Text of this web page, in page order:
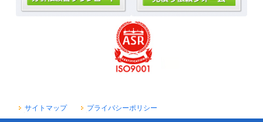
サイトマップ プライバシーポリシー